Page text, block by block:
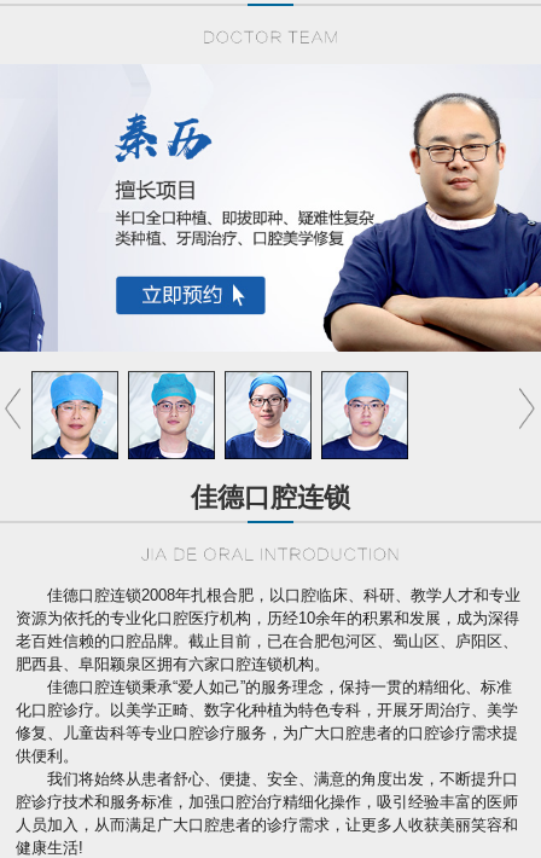
佳德口腔连锁
佳德口腔连锁2008年扎根合肥，以口腔临床、科研、教学人才和专业
资源为依托的专业化口腔医疗机构，历经10余年的积累和发展，成为深得
老百姓信赖的口腔品牌。截止目前，已在合肥包河区、蜀山区、庐阳区、
肥西县、阜阳颖泉区拥有六家口腔连锁机构。
佳德口腔连锁秉承“爱人如己”的服务理念，保持一贯的精细化、标准
化口腔诊疗。以美学正畸、数字化种植为特色专科，开展牙周治疗、美学
修复、儿童齿科等专业口腔诊疗服务，为广大口腔患者的口腔诊疗需求提
供便利。
我们将始终从患者舒心、便捷、安全、满意的角度出发，不断提升口
腔诊疗技术和服务标准，加强口腔治疗精细化操作，吸引经验丰富的医师
人员加入，从而满足广大口腔患者的诊疗需求，让更多人收获美丽笑容和
健康生活!